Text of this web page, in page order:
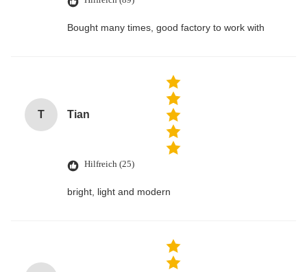
Bought many times, good factory to work with
T Tian
Hilfreich (25)
bright, light and modern